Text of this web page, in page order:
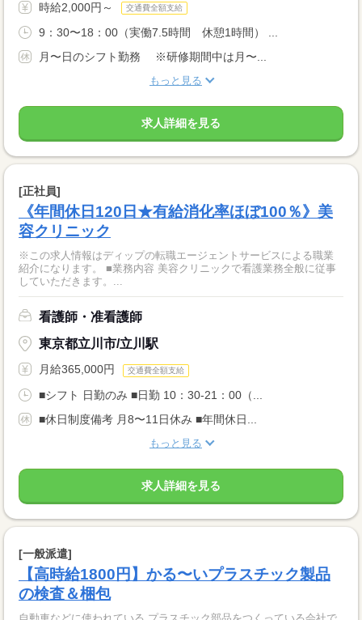
時給2,000円～ 交通費全額支給
9：30〜18：00（実働7.5時間 休憩1時間） ...
月〜日のシフト勤務 ※研修期間中は月〜...
もっと見る
求人詳細を見る
[正社員]
《年間休日120日★有給消化率ほぼ100％》美
容クリニック
※この求人情報はディップの転職エージェントサービスによる職業
紹介になります。 ■業務内容 美容クリニックで看護業務全般に従事
していただきます。...
看護師・准看護師
東京都立川市/立川駅
月給365,000円 交通費全額支給
■シフト 日勤のみ ■日勤 10：30-21：00（...
■休日制度備考 月8〜11日休み ■年間休日...
もっと見る
求人詳細を見る
[一般派遣]
【高時給1800円】かる〜いプラスチック製品
の検査＆梱包